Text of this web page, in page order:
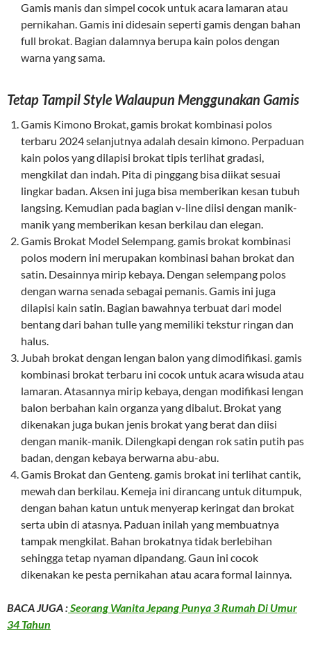
Gamis manis dan simpel cocok untuk acara lamaran atau
pernikahan. Gamis ini didesain seperti gamis dengan bahan
full brokat. Bagian dalamnya berupa kain polos dengan
warna yang sama.
Tetap Tampil Style Walaupun Menggunakan Gamis
Gamis Kimono Brokat, gamis brokat kombinasi polos
terbaru 2024 selanjutnya adalah desain kimono. Perpaduan
kain polos yang dilapisi brokat tipis terlihat gradasi,
mengkilat dan indah. Pita di pinggang bisa diikat sesuai
lingkar badan. Aksen ini juga bisa memberikan kesan tubuh
langsing. Kemudian pada bagian v-line diisi dengan manik-
manik yang memberikan kesan berkilau dan elegan.
Gamis Brokat Model Selempang. gamis brokat kombinasi
polos modern ini merupakan kombinasi bahan brokat dan
satin. Desainnya mirip kebaya. Dengan selempang polos
dengan warna senada sebagai pemanis. Gamis ini juga
dilapisi kain satin. Bagian bawahnya terbuat dari model
bentang dari bahan tulle yang memiliki tekstur ringan dan
halus.
Jubah brokat dengan lengan balon yang dimodifikasi. gamis
kombinasi brokat terbaru ini cocok untuk acara wisuda atau
lamaran. Atasannya mirip kebaya, dengan modifikasi lengan
balon berbahan kain organza yang dibalut. Brokat yang
dikenakan juga bukan jenis brokat yang berat dan diisi
dengan manik-manik. Dilengkapi dengan rok satin putih pas
badan, dengan kebaya berwarna abu-abu.
Gamis Brokat dan Genteng. gamis brokat ini terlihat cantik,
mewah dan berkilau. Kemeja ini dirancang untuk ditumpuk,
dengan bahan katun untuk menyerap keringat dan brokat
serta ubin di atasnya. Paduan inilah yang membuatnya
tampak mengkilat. Bahan brokatnya tidak berlebihan
sehingga tetap nyaman dipandang. Gaun ini cocok
dikenakan ke pesta pernikahan atau acara formal lainnya.
BACA JUGA :Seorang Wanita Jepang Punya 3 Rumah Di Umur
34 Tahun